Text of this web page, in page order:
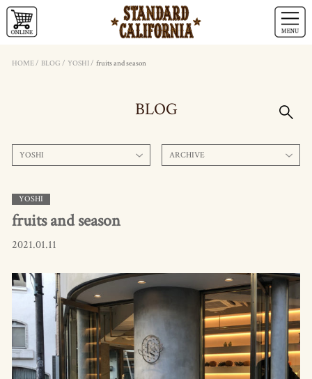
HOME/ BLOG / YOSHI/ fruits and season
BLOG
YOSHI ARCHIVE
YOSHI
fruits and season
2021.01.11